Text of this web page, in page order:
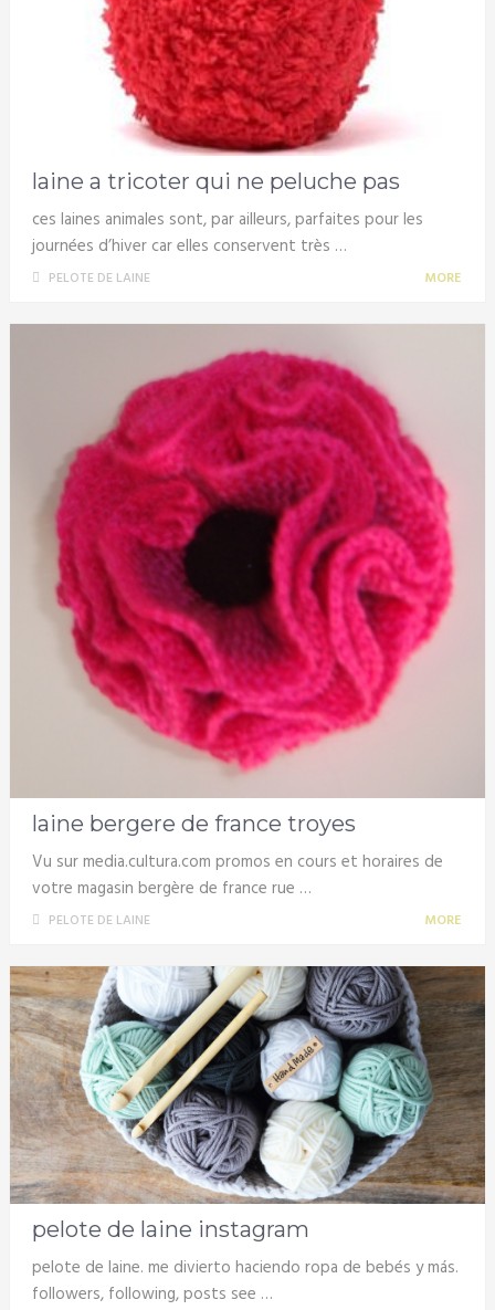
laine a tricoter qui ne peluche pas
ces laines animales sont, par ailleurs, parfaites pour les
journées d’hiver car elles conservent très …
PELOTE DE LAINE MORE
laine bergere de france troyes
Vu sur media.cultura.com promos en cours et horaires de
votre magasin bergère de france rue …
PELOTE DE LAINE MORE
pelote de laine instagram
pelote de laine. me divierto haciendo ropa de bebés y más.
followers, following, posts see …